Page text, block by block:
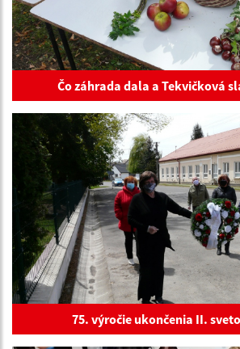
Čo záhrada dala a Tekvičková
75. výročie ukončenia II.